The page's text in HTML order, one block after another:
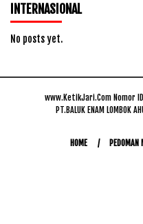
INTERNASIONAL
No posts yet.
www.KetikJari.Com Nomor
PT.BALUK ENAM LOMBOK
HOME PEDOMAN